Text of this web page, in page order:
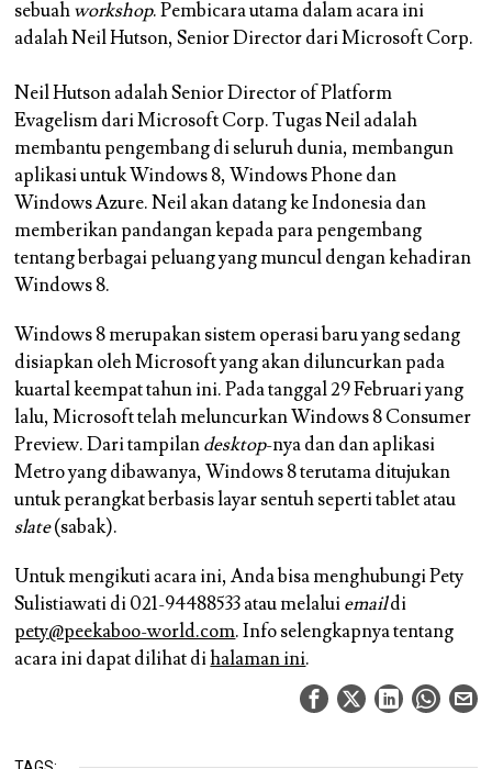
sebuahworkshop. Pembicara utama dalam acara ini
adalah Neil Hutson, Senior Director dari Microsoft Corp.
Neil Hutson adalah Senior Director of Platform
Evagelism dari Microsoft Corp. Tugas Neil adalah
membantu pengembang di seluruh dunia, membangun
aplikasi untuk Windows 8, Windows Phone dan
Windows Azure. Neil akan datang ke Indonesia dan
memberikan pandangan kepada para pengembang
tentang berbagai peluang yang muncul dengan kehadiran
Windows 8.
Windows 8 merupakan sistem operasi baru yang sedang
disiapkan oleh Microsoft yang akan diluncurkan pada
kuartal keempat tahun ini. Pada tanggal 29 Februari yang
lalu, Microsoft telah meluncurkan Windows 8 Consumer
Preview. Dari tampilandesktop-nya dan dan aplikasi
Metro yang dibawanya, Windows 8 terutama ditujukan
untuk perangkat berbasis layar sentuh seperti tablet atau
slate(sabak).
Untuk mengikuti acara ini, Anda bisa menghubungi Pety
Sulistiawati di 021-94488533 atau melaluiemaildi
pety@peekaboo-world.com. Info selengkapnya tentang
acara ini dapat dilihat dihalaman ini.